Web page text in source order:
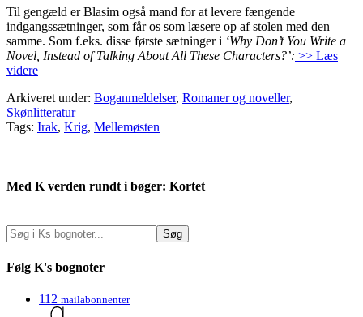
Til gengæld er Blasim også mand for at levere fængende
indgangssætninger, som får os som læsere op af stolen med den
samme. Som f.eks. disse første sætninger i ‘Why Don’t You Write a
Novel, Instead of Talking About All These Characters?’: >> Læs
videre
Arkiveret under: Boganmeldelser, Romaner og noveller,
Skønlitteratur
Tags: Irak, Krig, Mellemøsten
Med K verden rundt i bøger: Kortet
Følg K's bognoter
112 mailabonnenter